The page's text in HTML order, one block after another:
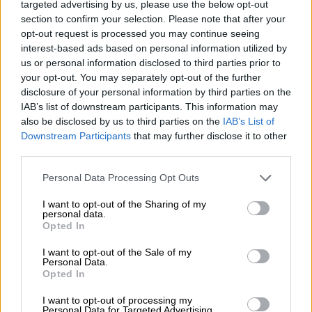
targeted advertising by us, please use the below opt-out
section to confirm your selection. Please note that after your
opt-out request is processed you may continue seeing
interest-based ads based on personal information utilized by
us or personal information disclosed to third parties prior to
your opt-out. You may separately opt-out of the further
disclosure of your personal information by third parties on the
IAB’s list of downstream participants. This information may
also be disclosed by us to third parties on the IAB’s List of
Downstream Participants that may further disclose it to other
Please note that this website/app uses one or more Google
not limited to your visit or usage behaviour. You may click to
grant or deny consent to Google and its third-party tags to
use your data for below specified purposes in below Google
consent section.
Personal Data Processing Opt Outs
I want to opt-out of the Sharing of my
personal data.
Opted In
I want to opt-out of the Sale of my
Personal Data.
Opted In
I want to opt-out of processing my
Personal Data for Targeted Advertising.
εναντίονανώτερων Ουκρανών
αξιωματούχων. Οι Αμερικανοί αξιωματούχοι
έχουν απογοητευτεί από την έλλειψη
διαφάνειας της Ουκρανίας σχετικά με τα
στρατιωτικά και μυστικά της σχέδια, ιδίως
στο ρωσικό έδαφος.
Από την αρχή του πολέμου, οιυπηρεσίες
ασφαλείας της Ουκρανίαςέχουν αποδείξει
ικανότητά τους να φτάνουν στη Ρωσία
Η δολοφονία της Ντούγκινα, ωστόσο, θα
ήταν μια από τις πιο τολμηρές επιχειρήσεις
μέχρι σήμερα - δείχνοντας ότι η
Ουκρανία
μπορεί να πλησιάσει πολύ κοντά σε
επιφανείς Ρώσους.